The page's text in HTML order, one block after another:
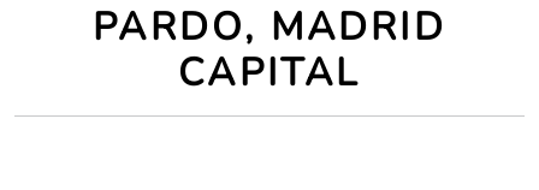
PARDO, MADRID
CAPITAL